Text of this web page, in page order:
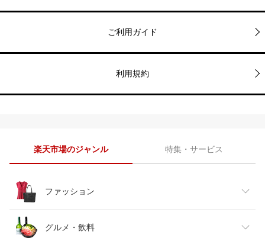
ご利用ガイド
利用規約
楽天市場のジャンル 特集・サービス
ファッション
レディースファッション
グルメ・飲料